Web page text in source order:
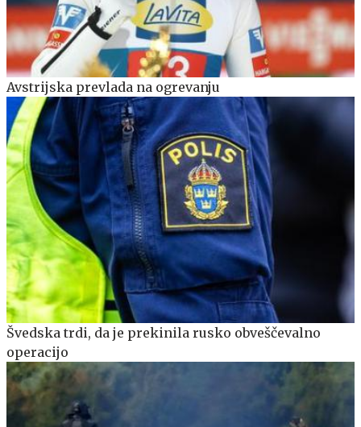
Avstrijska prevlada na ogrevanju
Švedska trdi, da je prekinila rusko obveščevalno
operacijo